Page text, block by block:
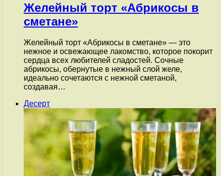
Желейный торт «Абрикосы в
сметане»
Желейный торт «Абрикосы в сметане» — это
нежное и освежающее лакомство, которое покорит
сердца всех любителей сладостей. Сочные
абрикосы, обернутые в нежный слой желе,
идеально сочетаются с нежной сметаной,
создавая…
Десерт